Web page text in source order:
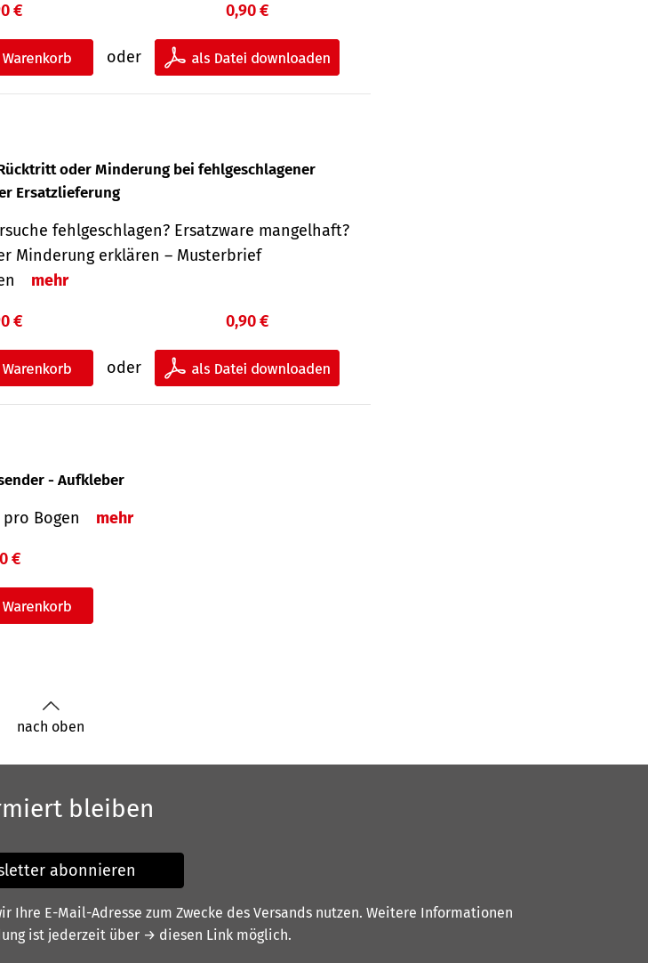
€
oder
0,90 €
oder Minderung bei fehlgeschlagener
Ersatzlieferung
fehlgeschlagen? Ersatzware mangelhaft?
Minderung erklären – Musterbrief
mehr
€
oder
0,90 €
- Aufkleber
Bogen mehr
€
nach oben
bleiben
abonnieren
E-Mail-Adresse zum Zwecke des Versands nutzen. Weitere Informationen
ist jederzeit über → diesen Link möglich.